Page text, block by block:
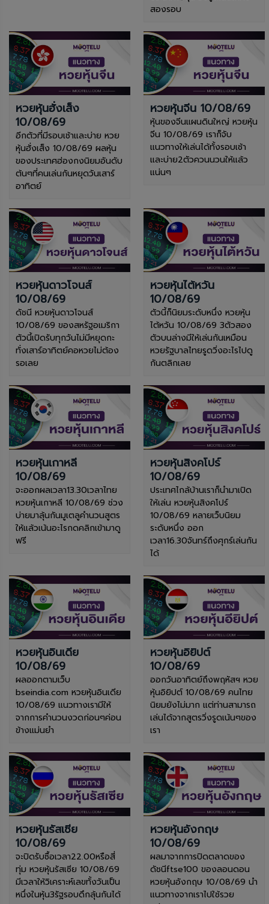
สองรอบ
หวยหุ้นฮั่งเส็ง
10/08/69
อีกตัวที่มีรอบเช้าและบ่าย หวย
หุ้นฮั่งเส็ง 10/08/69 ผลหุ้น
ของประเทศฮ่องกงนิยมอันดับ
ต้นๆที่คนเล่นกันหยุดวันเสาร์
อาทิตย์
หวยหุ้นจีน 10/08/69
หุ้นของจีนแผนดินใหญ่ หวยหุ้น
จีน 10/08/69 เราก็จับ
แนวทางให้เล่นได้ทั้งรอบเช้า
และบ่าย2ตัวควนนวนให้แล้ว
แน่นๆ
หวยหุ้นดาวโจนส์
10/08/69
ดัชนี หวยหุ้นดาวโจนส์
10/08/69 ของสหรัฐอเมริกา
ตัวนี้เปิดรับทุกวันไม่มีหยุดกะ
ทั่งเสาร์อาทิตย์คอหวยไม่ต้อง
รอเลย
หวยหุ้นไต้หวัน
10/08/69
ตัวนี้ก็นิยมระดับหนึ่ง หวยหุ้น
ไต้หวัน 10/08/69 3ตัวสอง
ตัวบนล่างมีให้เล่นกันเหมือน
หวยรัฐบาลไทยรูดวิ่งอะไรไปดู
กันตลิกเลย
หวยหุ้นเกาหลี
10/08/69
จะออกผลเวลา13.30เวลาไทย
หวยหุ้นเกาหลี 10/08/69 ช่วง
บ่ายมาลุ้นกันมูเตลูคำนวนสูตร
ให้แล้วเน้นอะไรกดคลิกเข้ามาดู
ฟรี
หวยหุ้นสิงคโปร์
10/08/69
ประเทศไกล้บ้านเราก็นำมาเปิด
ให้เล่น หวยหุ้นสิงคโปร์
10/08/69 หลายเว็บนิยม
ระดับหนึ่ง ออก
เวลา16.30จันทร์ถึงศุกร์เล่นกัน
ได้
หวยหุ้นอินเดีย
10/08/69
ผลออกตามเว็บ
bseindia.com หวยหุ้นอินเดีย
10/08/69 แนวทางเรามีให้
จากการคำนวนงวดก่อนๆค่อน
ข้างแม่นยำ
หวยหุ้นอิยิปต์
10/08/69
ออกวันอาทิตย์ถึงพฤหัสฯ หวย
หุ้นอิยิปต์ 10/08/69 คนไทย
นิยมยังไม่มาก แต่ท่านสามารถ
เล่นได้จากสูตรวิ่งรูดเน้นๆของ
เรา
หวยหุ้นรัสเซีย
10/08/69
จะปิดรับซื้อเวลา22.00หรือสี่
ทุ่ม หวยหุ้นรัสเซีย 10/08/69
มีเวลาให้วิเคราะห์เลขทั้งวันเป็น
หนึ่งในหุ้น3รัฐรอบดึกลุ้นกันได้
หวยหุ้นอังกฤษ
10/08/69
ผลมาจากการปิดตลาดของ
ดัชนีftse100 ของลอนดอน
หวยหุ้นอังกฤษ 10/08/69 นำ
แนวทางจากเราไปใช้รวย